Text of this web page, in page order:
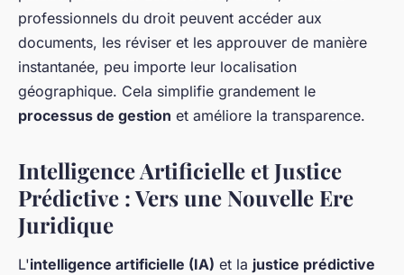
professionnels du droit peuvent accéder aux
documents, les réviser et les approuver de manière
instantanée, peu importe leur localisation
géographique. Cela simplifie grandement le
processus de gestion et améliore la transparence.
Intelligence Artificielle et Justice
Prédictive : Vers une Nouvelle Ere
Juridique
L'intelligence artificielle (IA) et la justice prédictive